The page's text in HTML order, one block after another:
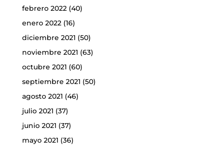
febrero 2022(40)
enero 2022(16)
diciembre 2021 (50)
noviembre 2021 (63)
octubre 2021 (60)
septiembre 2021 (50)
agosto 2021 (46)
julio 2021 (37)
junio 2021 (37)
mayo 2021 (36)